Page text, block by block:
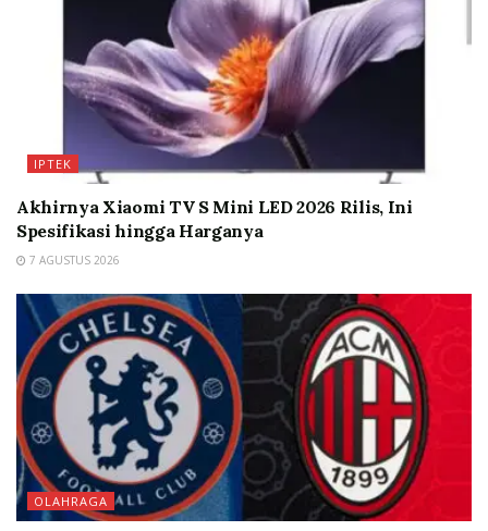
IPTEK
Akhirnya Xiaomi TV S Mini LED 2026 Rilis, Ini
Spesifikasi hingga Harganya
7 AGUSTUS 2026
OLAHRAGA